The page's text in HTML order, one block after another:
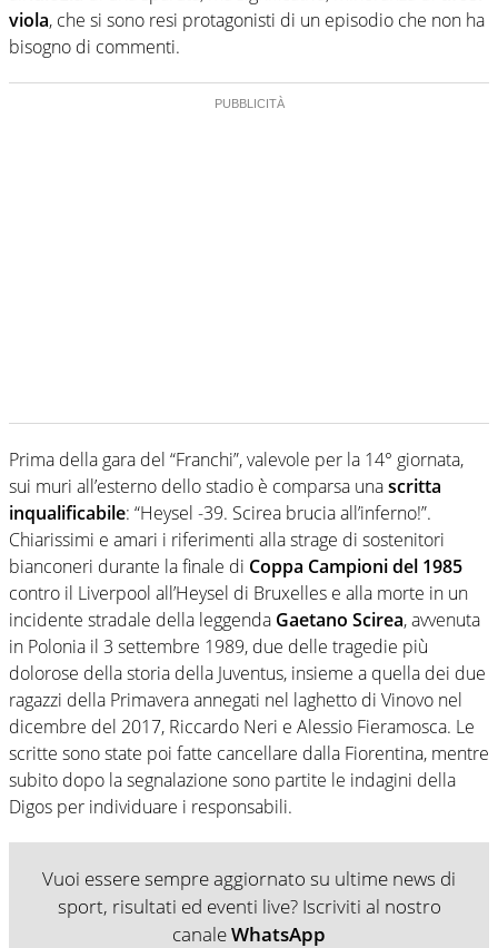
viola, che si sono resi protagonisti di un episodio che non ha
bisogno di commenti.
Prima della gara del “Franchi”, valevole per la 14° giornata,
sui muri all’esterno dello stadio è comparsa unascritta
inqualificabile: “Heysel -39. Scirea brucia all’inferno!”.
Chiarissimi e amari i riferimenti alla strage di sostenitori
bianconeri durante la finale di Coppa Campioni del 1985
contro il Liverpool all’Heysel di Bruxelles e alla morte in un
incidente stradale della leggenda Gaetano Scirea, avvenuta
in Polonia il 3 settembre 1989, due delle tragedie più
dolorose della storia della Juventus, insieme a quella dei due
ragazzi della Primavera annegati nel laghetto di Vinovo nel
dicembre del 2017, Riccardo Neri e Alessio Fieramosca. Le
scritte sono state poi fatte cancellare dalla Fiorentina, mentre
subito dopo la segnalazione sono partite le indagini della
Digos per individuare i responsabili.
Vuoi essere sempre aggiornato su ultime news di
sport, risultati ed eventi live? Iscriviti al nostro
canaleWhatsApp